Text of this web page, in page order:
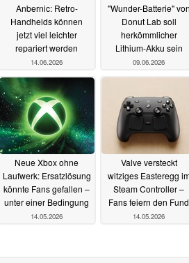
Anbernic: Retro-
Handhelds können
jetzt viel leichter
repariert werden
14.06.2026
"Wunder-Batterie" von
Donut Lab soll
herkömmlicher
Lithium-Akku sein
09.06.2026
Neue Xbox ohne
Laufwerk: Ersatzlösung
könnte Fans gefallen –
unter einer Bedingung
14.05.2026
Valve versteckt
witziges Easteregg
Steam Controller –
Fans feiern den Fund
14.05.2026